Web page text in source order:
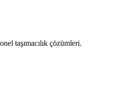
taşımacılık çözümleri.